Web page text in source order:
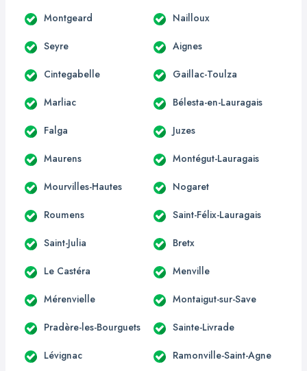
Montgeard Nailloux
Seyre Aignes
Cintegabelle Gaillac-Toulza
Marliac Bélesta-en-Lauragais
Falga Juzes
Maurens Montégut-Lauragais
Mourvilles-Hautes Nogaret
Roumens Saint-Félix-Lauragais
Saint-Julia Bretx
Le Castéra Menville
Mérenvielle Montaigut-sur-Save
Pradère-les-Bourguets Sainte-Livrade
Lévignac Ramonville-Saint-Agne